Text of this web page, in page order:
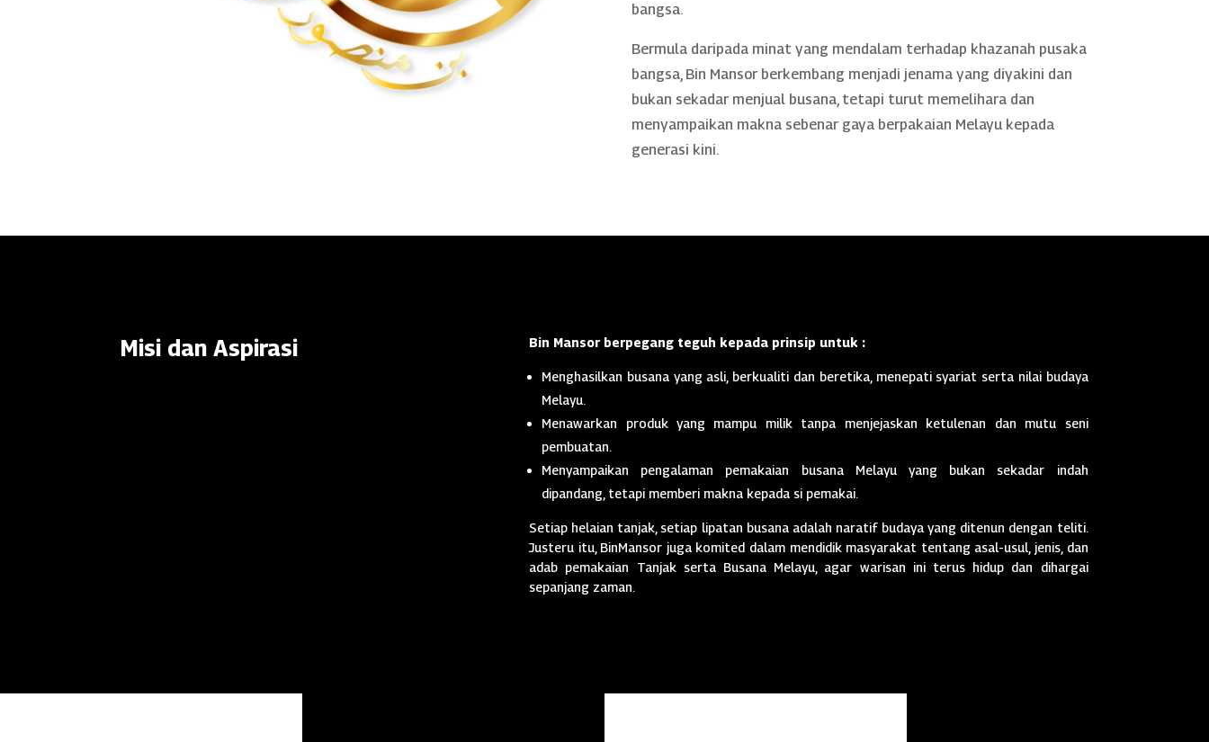
bangsa.
Bermula daripada minat yang mendalam terhadap khazanah pusaka
bangsa, Bin Mansor berkembang menjadi jenama yang diyakini dan
bukan sekadar menjual busana, tetapi turut memelihara dan
menyampaikan makna sebenar gaya berpakaian Melayu kepada
generasi kini.
Misi dan Aspirasi Bin Mansor berpegang teguh kepada prinsip untuk :
Menghasilkan busana yang asli, berkualiti dan beretika, menepati syariat serta nilai budaya
Melayu.
Menawarkan produk yang mampu milik tanpa menjejaskan ketulenan dan mutu seni
pembuatan.
Menyampaikan pengalaman pemakaian busana Melayu yang bukan sekadar indah
dipandang, tetapi memberi makna kepada si pemakai.
Setiap helaian tanjak, setiap lipatan busana adalah naratif budaya yang ditenun dengan teliti.
Justeru itu, BinMansor juga komited dalam mendidik masyarakat tentang asal-usul, jenis, dan
adab pemakaian Tanjak serta Busana Melayu, agar warisan ini terus hidup dan dihargai
sepanjang zaman.